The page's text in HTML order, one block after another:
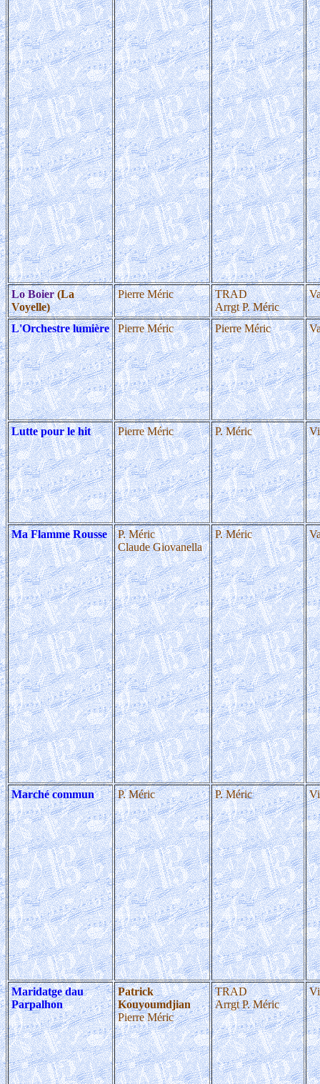
Lo Boier(La
Voyelle)
Pierre Méric
TRAD
Arrgt P. Méric
L'Orchestre lumière Pierre Méric Pierre Méric
Lutte pour le hit Pierre Méric P. Méric
Ma Flamme Rousse
P. Méric
Claude Giovanella
P. Méric
Marché commun P. Méric P. Méric
Maridatge dau
Parpalhon
Patrick
Kouyoumdjian
Pierre Méric
TRAD
Arrgt P. Méric